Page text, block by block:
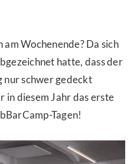
Wochenende? Da sich
hatte, dass der
nur schwer gedeckt
in diesem Jahr das erste
Tagen!